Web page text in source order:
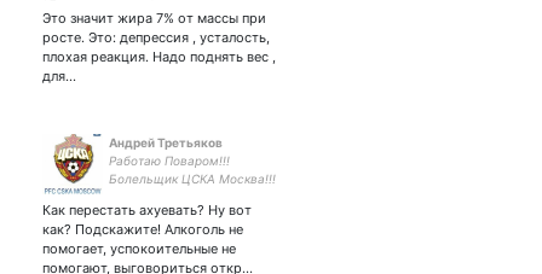
Это значит жира 7% от массы при
росте. Это: депрессия , усталость,
плохая реакция. Надо поднять вес ,
для…
Андрей Третьяков
Работаю Поваром!!!
Болельщик ЦСКА Москва!!!
Zомби!!! Слежу за
Футболом, Баскетболом,
Фигуркой, Боями,
Музыкой, Кино и
Как перестать ахуевать? Ну вот
как? Подскажите! Алкоголь не
помогает, успокоительные не
помогают, выговориться откр…